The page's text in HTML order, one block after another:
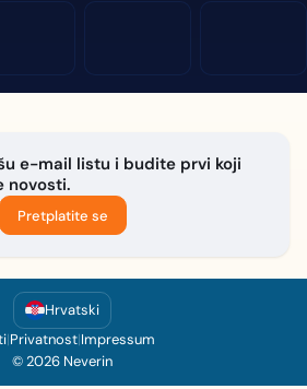
e-mail listu i budite prvi koji
novosti.
Pretplatite se
Hrvatski
|Privatnost|Impressum
© 2026 Neverin